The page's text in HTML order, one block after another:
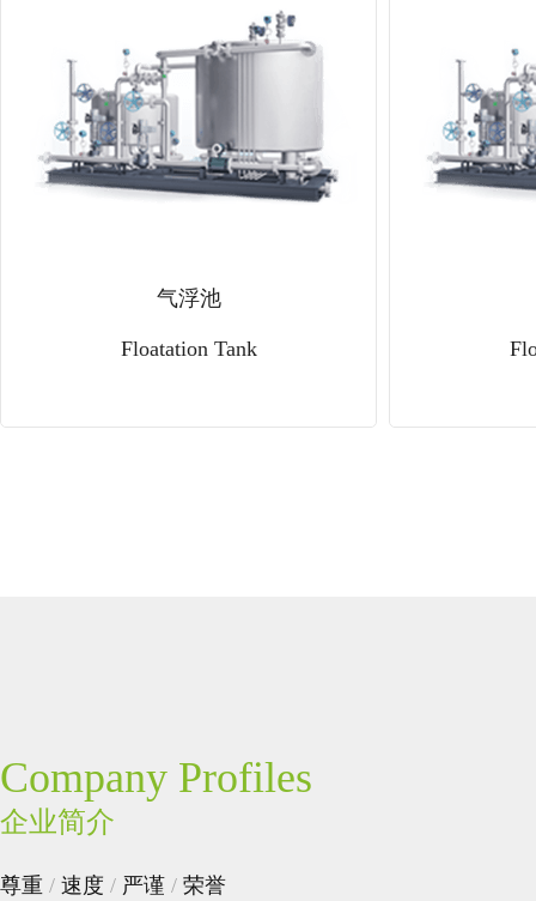
气浮池
Floatation Tank
Company Profiles
企业简介
尊重 / 速度 / 严谨 / 荣誉